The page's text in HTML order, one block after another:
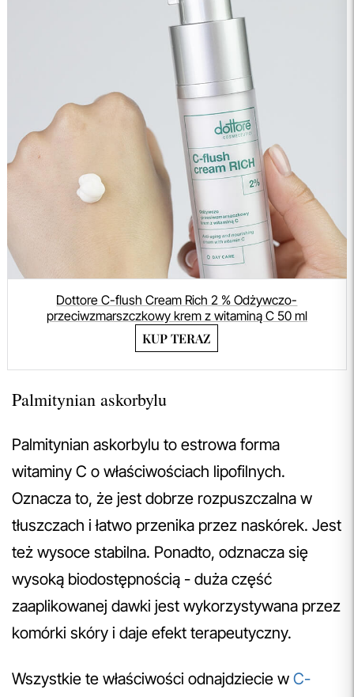
Dottore C-flush Cream Rich 2 % Odżywczo-
przeciwzmarszczkowy krem z witaminą C 50 ml
KUP TERAZ
Palmitynian askorbylu
Palmitynian askorbylu to estrowa forma
witaminy C o właściwościach lipofilnych.
Oznacza to, że jest dobrze rozpuszczalna w
tłuszczach i łatwo przenika przez naskórek. Jest
też wysoce stabilna. Ponadto, odznacza się
wysoką biodostępnością - duża część
zaaplikowanej dawki jest wykorzystywana przez
komórki skóry i daje efekt terapeutyczny.
Wszystkie te właściwości odnajdziecie w C-